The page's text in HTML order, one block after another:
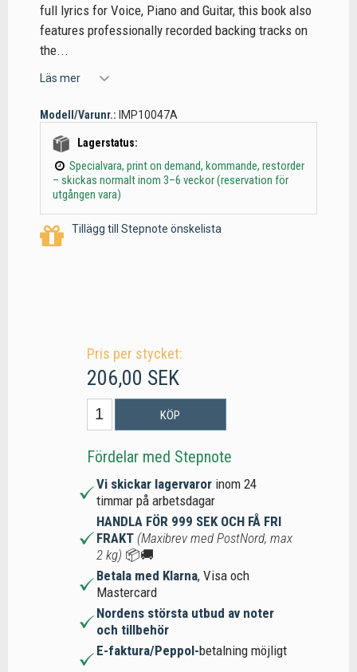
full lyrics for Voice, Piano and Guitar, this book also
features professionally recorded backing tracks on
the...
Läs mer
Modell/Varunr.: IMP10047A
Lagerstatus:
Specialvara, print on demand, kommande, restorder
– skickas normalt inom 3–6 veckor (reservation för
utgången vara)
Tillägg till Stepnote önskelista
Pris per stycket:
206,00 SEK
KÖP
Fördelar med Stepnote
Vi skickar lagervaror inom 24
timmar på arbetsdagar
HANDLA FÖR 999 SEK OCH FÅ FRI
FRAKT (Maxibrev med PostNord, max
2 kg) 📦🚚
Betala med Klarna, Visa och
Mastercard
Nordens största utbud av noter
och tillbehör
E-faktura/Peppol-betalning möjligt